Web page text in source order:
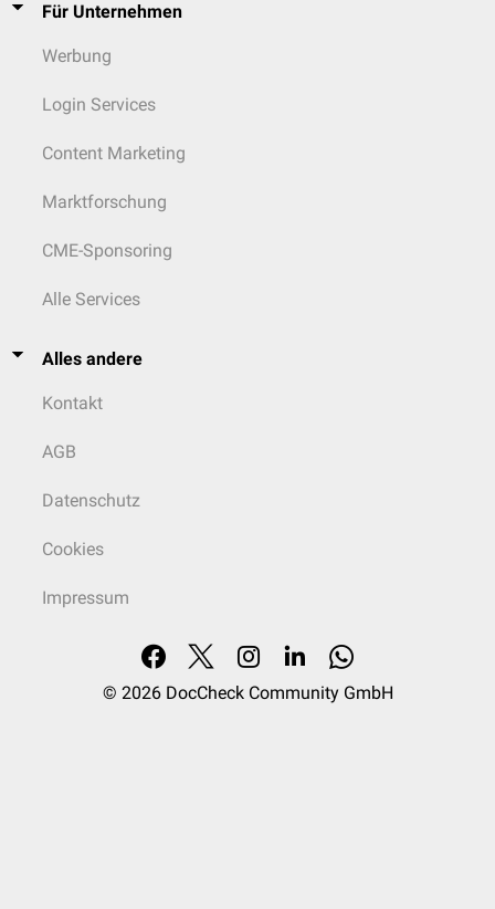
Für Unternehmen
Werbung
Login Services
Content Marketing
Marktforschung
CME-Sponsoring
Alle Services
Alles andere
Kontakt
AGB
Datenschutz
Cookies
Impressum
© 2026 DocCheck Community GmbH